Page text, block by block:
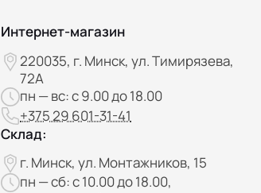
Интернет-магазин
220035, г. Минск, ул. Тимирязева,
72А
пн — вс: с 9.00 до 18.00
+375 29 601-31-41
Склад:
г. Минск, ул. Монтажников, 15
пн — сб: с 10.00 до 18.00,